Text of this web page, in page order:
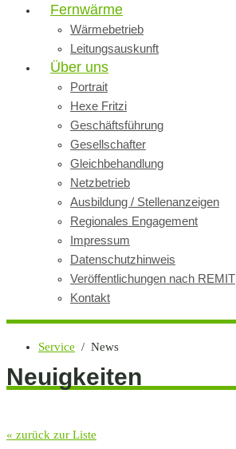
Fernwärme
Wärmebetrieb
Leitungsauskunft
Über uns
Portrait
Hexe Fritzi
Geschäftsführung
Gesellschafter
Gleichbehandlung
Netzbetrieb
Ausbildung / Stellenanzeigen
Regionales Engagement
Impressum
Datenschutzhinweis
Veröffentlichungen nach REMIT
Kontakt
Service / News
Neuigkeiten
« zurück zur Liste